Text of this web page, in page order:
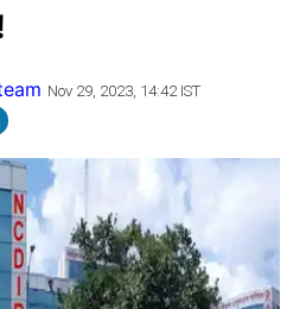
Nov 29, 2023, 14:42 IST